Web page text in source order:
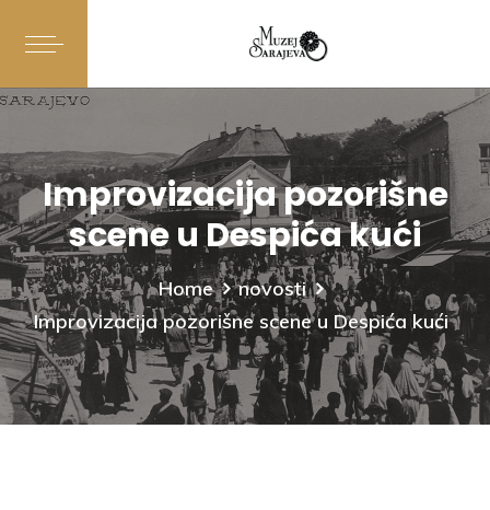
Improvizacija pozorišne
scene u Despića kući
Home
novosti
Improvizacija pozorišne scene u Despića kući